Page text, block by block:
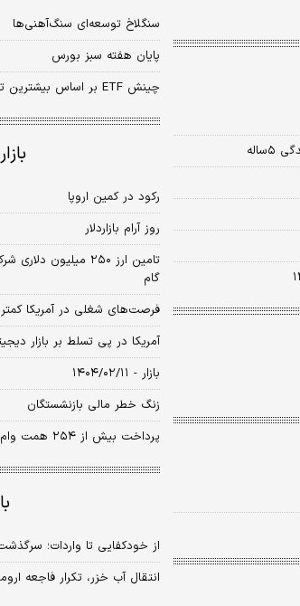
سنگلاخ توسعه‏‏‌ای سنگ‏‏‌آهنی‏‏‌ها
پایان هفته سبز بورس
چینش ETF بر اساس بیشترین تغییر مالکیت - ۱۴۰۴/۰۲/۱۱
رکود در کمین اروپا
روز آرام بازاردلار
تامین ارز ۲۵۰
گام
فرصت‏‌های شغلی در آمریکا
آمریکا در پی تسلط بر بازار
بازار - ۱۴۰۴/۰۲/۱۱
زنگ خطر مالی بازنشستگان
پرداخت بیش از ۲۵۴ همت وام ازدواج و فرزند در سال ۱۴۰۳
از خودکفایی تا واردات؛
انتقال آب خزر، تکرار فاجعه